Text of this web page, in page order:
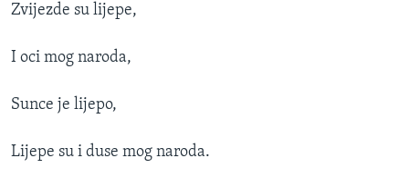
Zvijezde su lijepe,
I oci mog naroda,
Sunce je lijepo,
Lijepe su i duse mog naroda.